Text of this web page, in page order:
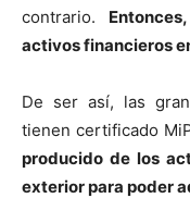
contrario.
activos financieros
De ser así, las
tienen certificado
producido de los
exterior para poder